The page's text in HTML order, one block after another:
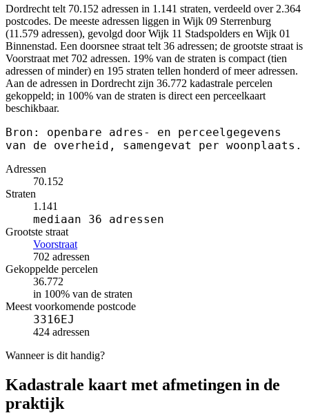
Dordrecht telt 70.152 adressen in 1.141 straten, verdeeld over 2.364
postcodes. De meeste adressen liggen in Wijk 09 Sterrenburg
(11.579 adressen), gevolgd door Wijk 11 Stadspolders en Wijk 01
Binnenstad. Een doorsnee straat telt 36 adressen; de grootste straat is
Voorstraat met 702 adressen. 19% van de straten is compact (tien
adressen of minder) en 195 straten tellen honderd of meer adressen.
Aan de adressen in Dordrecht zijn 36.772 kadastrale percelen
gekoppeld; in 100% van de straten is direct een perceelkaart
beschikbaar.
Bron: openbare adres- en perceelgegevens
van de overheid, samengevat per woonplaats.
Adressen
70.152
Straten
1.141
mediaan 36 adressen
Grootste straat
Voorstraat
702 adressen
Gekoppelde percelen
36.772
in 100% van de straten
Meest voorkomende postcode
3316EJ
424 adressen
Wanneer is dit handig?
Kadastrale kaart met afmetingen in de
praktijk